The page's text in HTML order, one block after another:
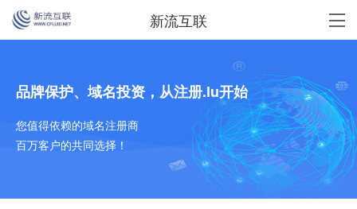
新流互联
品牌保护、域名投资，从注册.lu开始
您值得依赖的域名注册商
百万客户的共同选择！